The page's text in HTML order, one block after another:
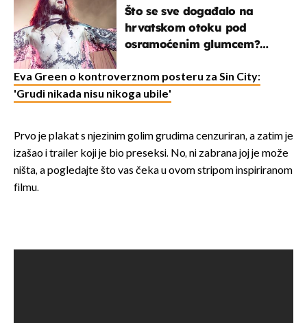
Što se sve događalo na
hrvatskom otoku pod
osramoćenim glumcem?
izazivaju nevjericu
Eva Green o kontroverznom posteru za Sin City:
'Grudi nikada nisu nikoga ubile'
Prvo je plakat s njezinim golim grudima cenzuriran, a zatim je
izašao i trailer koji je bio preseksi. No, ni zabrana joj je može
ništa, a pogledajte što vas čeka u ovom stripom inspiriranom
filmu.